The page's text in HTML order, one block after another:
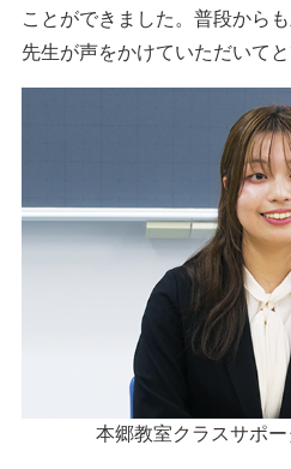
ことができました。普段から
先生が声をかけていただいて
本郷教室クラスサポ